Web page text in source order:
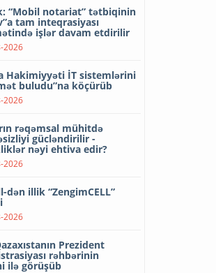
“Mobil notariat” tətbiqinin
tam inteqrasiyası
işlər davam etdirilir
2026
Hakimiyyəti İT sistemlərini
buludu”na köçürüb
2026
rəqəmsal mühitdə
gücləndirilir -
nəyi ehtiva edir?
2026
dən illik “ZengimCELL”
2026
Prezident
rəhbərinin
ilə görüşüb